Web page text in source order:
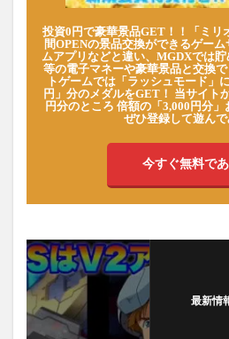
投資0円で豪華景品GET！！「ミリ
間OPENの景品交換ができるゲー
ムアプリなどと違い、MGDXでは貯
等の電子マネーや豪華景品と交換
トゲームでは「ラッシュモード」
円」分のメダルをGET！ 当サイト
円分のところ 倍額の「3,000円分」
ぜひ登録して遊んで
今すぐ無料で
最新情